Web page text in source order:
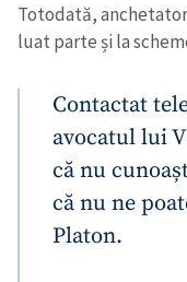
Totodată,
luat parte și la
Contactat
avocatul lui
că nu
că nu ne
Platon.